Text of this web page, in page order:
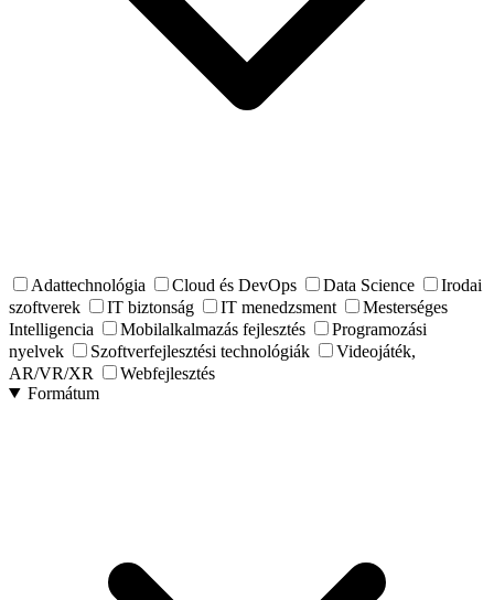
Adattechnológia Cloud és DevOps Data Science
Irodai
szoftverek
IT biztonság IT menedzsment
Mesterséges
Intelligencia
Mobilalkalmazás fejlesztés
Programozási
nyelvek
Szoftverfejlesztési technológiák
Videojáték,
AR/VR/XR
Webfejlesztés
Formátum